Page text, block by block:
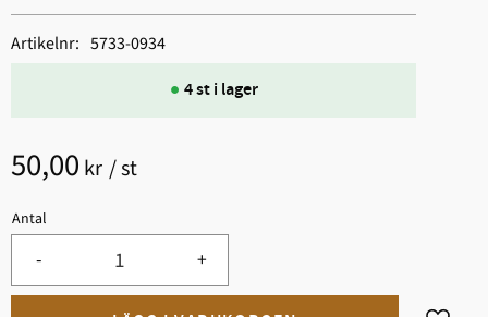
50,00 kr /st
Antal
+
-
4 st i lager
Artikelnr 5733-0934